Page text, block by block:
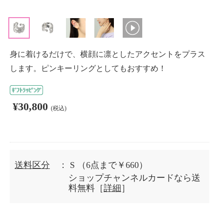
身に着けるだけで、横顔に凛としたアクセントをプラス
します。ピンキーリングとしてもおすすめ！
¥30,800 (税込)
送料区分 ： S
（6点まで￥660）
ショップチャンネルカードなら送
料無料［詳細 ］